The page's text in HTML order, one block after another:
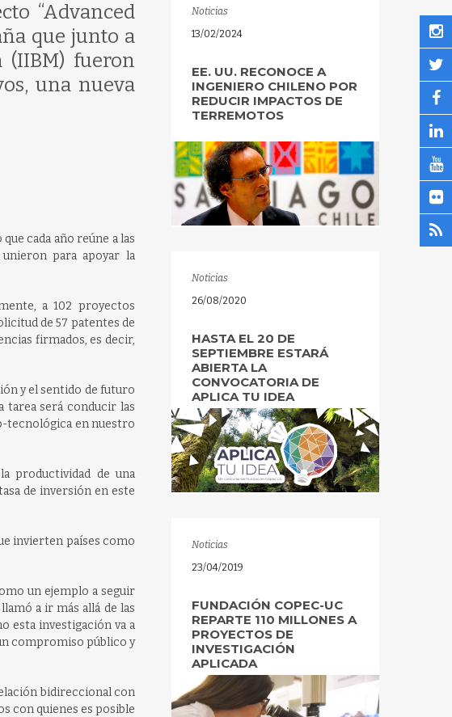
“Advanced
que junto a
fueron
una nueva
cada año reúne a las
para apoyar la
a 102 proyectos
de 57 patentes de
firmados, es decir,
y el sentido de futuro
tarea será conducir las
tecnológica en nuestro
productividad de una
de inversión en este
invierten países como
un ejemplo a seguir
a ir más allá de las
esta investigación va a
compromiso público y
bidireccional con
con quienes es posible
Noticias
13/02/2024
EE. UU. RECONOCE A
INGENIERO CHILENO POR
REDUCIR IMPACTOS DE
TERREMOTOS
Noticias
26/08/2020
HASTA EL 20 DE
SEPTIEMBRE ESTARÁ
ABIERTA LA
CONVOCATORIA DE
APLICA TU IDEA
Noticias
23/04/2019
FUNDACIÓN COPEC-UC
REPARTE 110 MILLONES A
PROYECTOS DE
INVESTIGACIÓN
APLICADA